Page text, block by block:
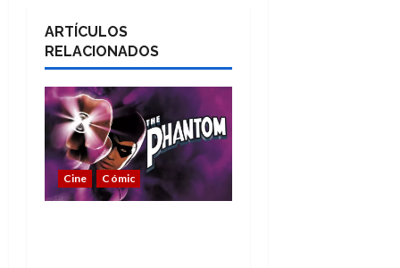
ARTÍCULOS
RELACIONADOS
Cine Cómic